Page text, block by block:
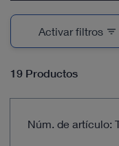
19 Productos
Núm. de artículo:
Activar filtros filter_list